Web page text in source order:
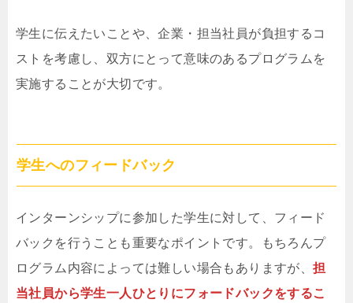
学生に伝えたいことや、企業・担当社員が負担するコ
ストを考慮し、双方にとって意味のあるプログラムを
実施することが大切です。
学生へのフィードバック
インターンシップに参加した学生に対して、フィード
バックを行うことも重要なポイントです。もちろんプ
ログラム内容によっては難しい場合もありますが、担
当社員から学生一人ひとりにフォードバックをするこ